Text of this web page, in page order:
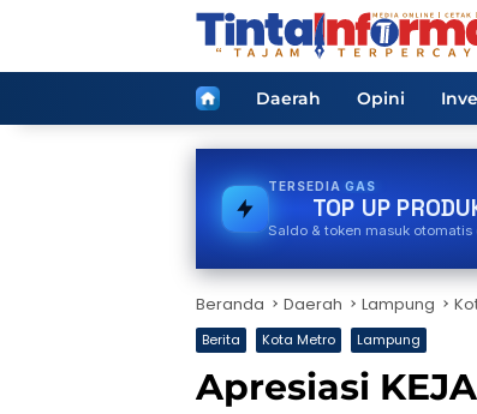
HomeDaerah Opini
TERSEDIA PDAM
TOP UP
Saldo & token masuk
Beranda Daerah Lampung
Berita Kota Metro Lampung
Apresiasi